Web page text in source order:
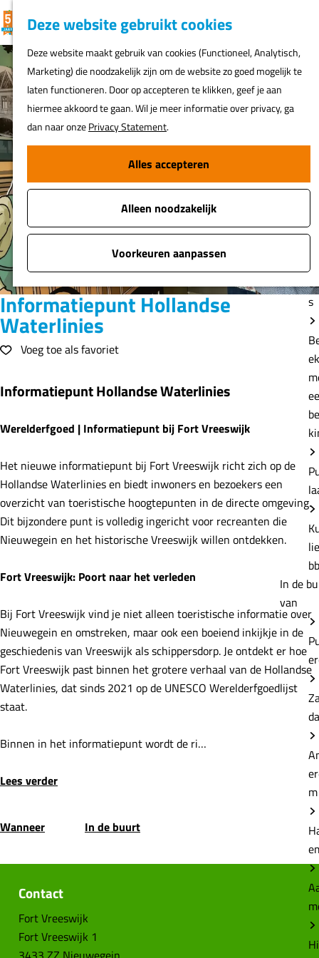
Deze website gebruikt cookies
Deze website maakt gebruik van cookies (Functioneel, Analytisch,
Marketing) die noodzakelijk zijn om de website zo goed mogelijk te
laten functioneren. Door op accepteren te klikken, geef je aan
hiermee akkoord te gaan. Wil je meer informatie over privacy, ga
dan naar onzePrivacy Statement.
Alles accepteren
Alleen noodzakelijk
Voorkeuren aanpassen
G
a
n
a
a
r
d
e
h
o
m
e
p
a
g
e
F
v
o
r
i
e
t
e
n
K
a
a
r
t
Z
e
k
e
n
MENU
s
In de
van
m
Informatiepunt Hollandse
Waterlinies
Voeg toe als favorietVoeg toe als favoriet
Informatiepunt Hollandse Waterlinies
Werelderfgoed | Informatiepunt bij Fort Vreeswijk
Het nieuwe informatiepunt bij Fort Vreeswijk richt zich op de
Hollandse Waterlinies en biedt inwoners en bezoekers een
overzicht van toeristische hoogtepunten in de directe omgeving.
Dit bijzondere punt is volledig ingericht voor recreanten die
Nieuwegein en het historische Vreeswijk willen ontdekken.
Fort Vreeswijk: Poort naar het verleden
Bij Fort Vreeswijk vind je niet alleen toeristische informatie over
Nieuwegein en omstreken, maar ook een boeiend inkijkje in de
geschiedenis van Vreeswijk als schippersdorp. Je ontdekt er hoe
Fort Vreeswijk past binnen het grotere verhaal van de Hollandse
Waterlinies, dat sinds 2021 op de UNESCO Werelderfgoedlijst
staat.
Binnen in het informatiepunt wordt de ri…
Lees verder
Wanneer In de buurt
Contact
Fort Vreeswijk
Fort Vreeswijk 1